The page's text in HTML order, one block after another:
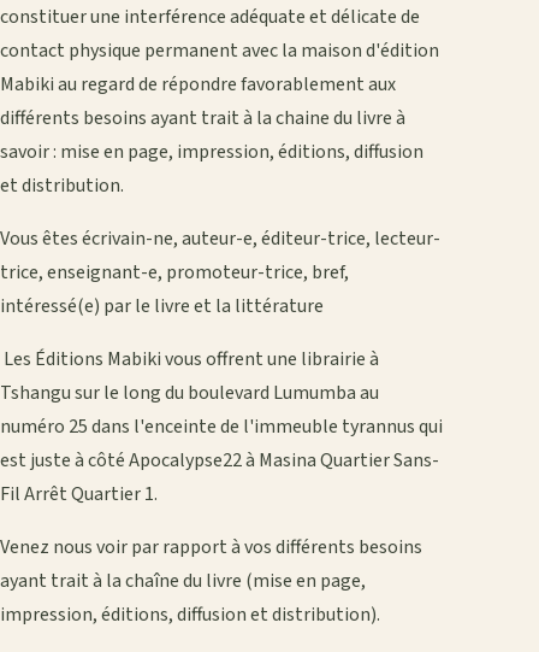
constituer une interférence adéquate et délicate de
contact physique permanent avec la maison d'édition
Mabiki au regard de répondre favorablement aux
différents besoins ayant trait à la chaine du livre à
savoir : mise en page, impression, éditions, diffusion
et distribution.
Vous êtes écrivain-ne, auteur-e, éditeur-trice, lecteur-
trice, enseignant-e, promoteur-trice, bref,
intéressé(e) par le livre et la littérature
Les Éditions Mabiki vous offrent une librairie à
Tshangu sur le long du boulevard Lumumba au
numéro 25 dans l'enceinte de l'immeuble tyrannus qui
est juste à côté Apocalypse22 à Masina Quartier Sans-
Fil Arrêt Quartier 1.
Venez nous voir par rapport à vos différents besoins
ayant trait à la chaîne du livre (mise en page,
impression, éditions, diffusion et distribution).